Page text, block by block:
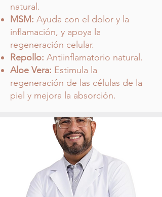
natural.
MSM: Ayuda con el dolor y la
inflamación, y apoya la
regeneración celular.
Repollo: Antiinflamatorio natural.
Aloe Vera: Estimula la
regeneración de las células de la
piel y mejora la absorción.